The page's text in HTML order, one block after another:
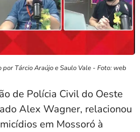
Tárcio Araújo e Saulo Vale - Foto: web
de Polícia Civil do Oeste
Alex Wagner, relacionou
em Mossoró à